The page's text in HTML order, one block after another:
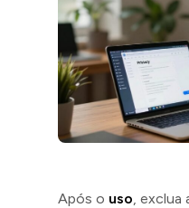
Após o uso, exclua